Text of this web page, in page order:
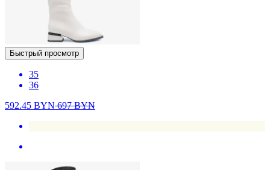
Быстрый просмотр
35
36
592.45 BYN697BYN